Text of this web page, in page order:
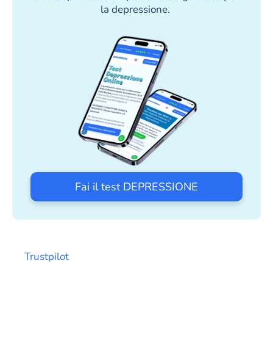
la depressione.
Fai il test DEPRESSIONE
Trustpilot